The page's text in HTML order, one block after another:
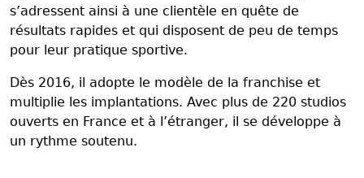
s’adressent ainsi à une clientèle en quête de
résultats rapides et qui disposent de peu de temps
pour leur pratique sportive.
Dès 2016, il adopte le modèle de la franchise et
multiplie les implantations. Avec plus de 220 studios
ouverts en France et à l’étranger, il se développe à
un rythme soutenu.